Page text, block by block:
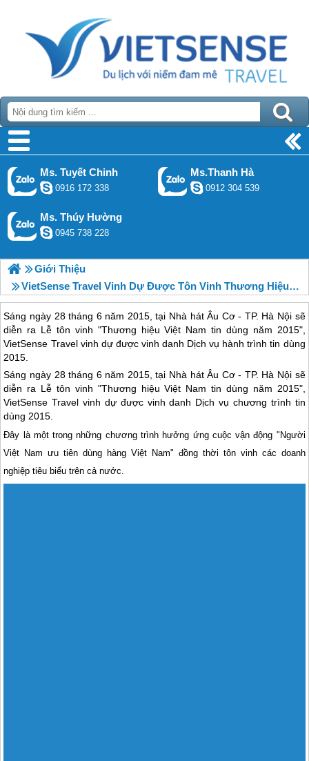
Ms. Tuyết Chinh
0916 172 338
Ms.Thanh Hà
0912 304 539
Ms. Thúy Hường
0945 738 228
Giới Thiệu
VietSense Travel Vinh Dự Được Tôn Vinh Thương Hiệu Việt Nam Tin Dùng 2015
Sáng ngày 28 tháng 6 năm 2015, tại Nhà hát Âu Cơ - TP. Hà Nội sẽ
diễn ra Lễ tôn vinh "Thương hiệu Việt Nam tin dùng năm 2015",
VietSense Travel vinh dự được vinh danh Dịch vụ hành trình tin dùng
2015.
Sáng ngày 28 tháng 6 năm 2015, tại Nhà hát Âu Cơ - TP. Hà Nội sẽ
diễn ra Lễ tôn vinh "Thương hiệu Việt Nam tin dùng năm 2015",
VietSense Travel vinh dự được vinh danh Dịch vụ chương trình tin
dùng 2015.
Đây là một trong những chương trình hưởng ứng cuộc vận động "Người
Việt Nam ưu tiên dùng hàng Việt Nam" đồng thời tôn vinh các doanh
nghiệp tiêu biểu trên cả nước.